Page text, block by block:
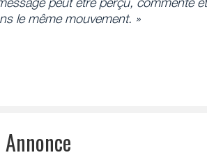
le même mouvement. »